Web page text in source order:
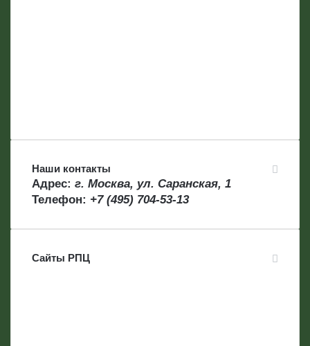
Наши контакты
Адрес: г. Москва, ул. Саранская, 1
Телефон: +7 (495) 704-53-13
Сайты РПЦ